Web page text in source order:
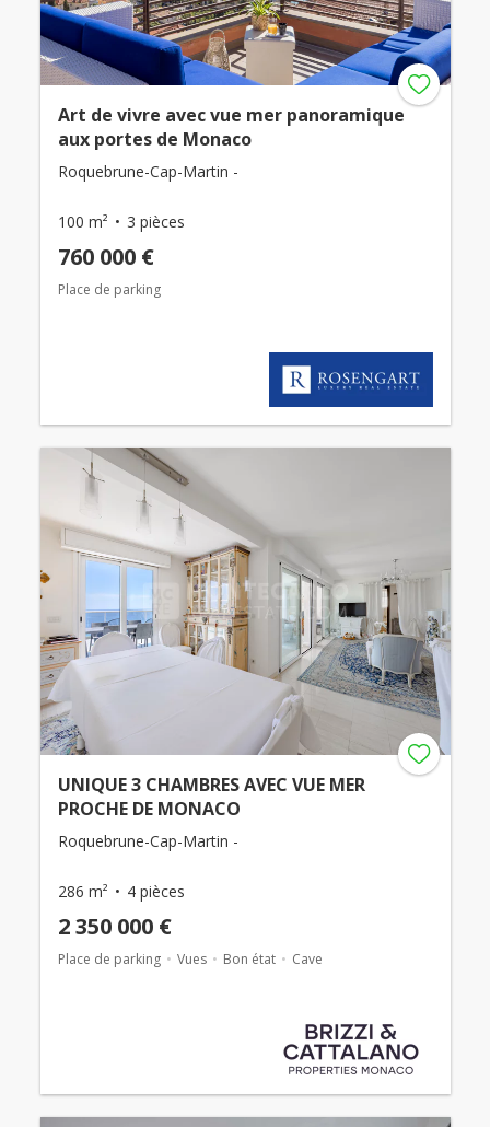
Art de vivre avec vue mer panoramique
aux portes de Monaco
Roquebrune-Cap-Martin -
100 m² 3 pièces
760 000 €
Place de parking
UNIQUE 3 CHAMBRES AVEC VUE MER
PROCHE DE MONACO
Roquebrune-Cap-Martin -
286 m² 4 pièces
2 350 000 €
Place de parking Vues Bon état Cave